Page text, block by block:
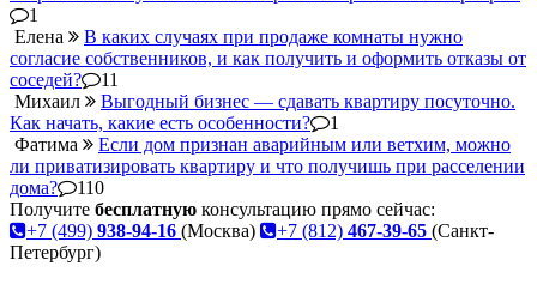
1
Елена
В каких случаях при продаже комнаты нужно
согласие собственников, и как получить и оформить отказы от
соседей?
11
Михаил
Выгодный бизнес — сдавать квартиру посуточно.
Как начать, какие есть особенности?
1
Фатима
Если дом признан аварийным или ветхим, можно
ли приватизировать квартиру и что получишь при расселении
дома?
110
Получите бесплатную консультацию прямо сейчас:
+7 (499) 938-94-16 (Москва) +7 (812) 467-39-65 (Санкт-
Петербург)